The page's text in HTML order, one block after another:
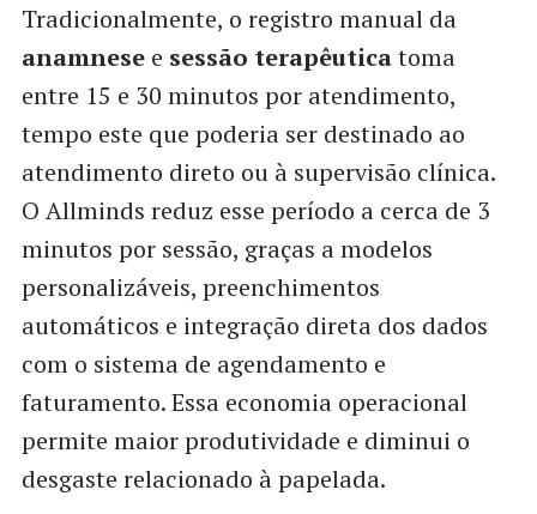
Tradicionalmente, o registro manual da
anamnesee sessão terapêuticatoma
entre 15 e 30 minutos por atendimento,
tempo este que poderia ser destinado ao
atendimento direto ou à supervisão clínica.
O Allminds reduz esse período a cerca de 3
minutos por sessão, graças a modelos
personalizáveis, preenchimentos
automáticos e integração direta dos dados
com o sistema de agendamento e
faturamento. Essa economia operacional
permite maior produtividade e diminui o
desgaste relacionado à papelada.